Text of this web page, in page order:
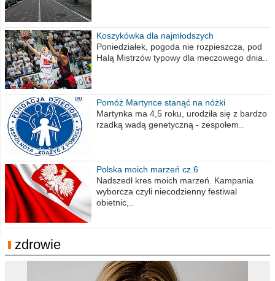
Koszykówka dla najmłodszych
Poniedziałek, pogoda nie rozpieszcza, pod
Halą Mistrzów typowy dla meczowego dnia..
Pomóż Martynce stanąć na nóżki
Martynka ma 4,5 roku, urodziła się z bardzo
rzadką wadą genetyczną - zespołem..
Polska moich marzeń cz.6
Nadszedł kres moich marzeń. Kampania
wyborcza czyli niecodzienny festiwal
obietnic,..
zdrowie